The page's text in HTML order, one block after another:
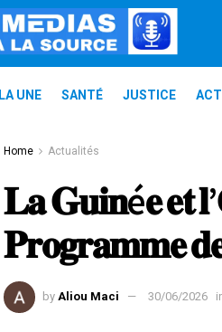
LA UNE SANTÉ JUSTICE
Home Actualités
𝐋𝐚 𝐆𝐮𝐢𝐧é𝐞 𝐞𝐭
𝐏𝐫𝐨𝐠𝐫𝐚𝐦𝐦𝐞 𝐝𝐞
by Aliou Maci 30/06/2026